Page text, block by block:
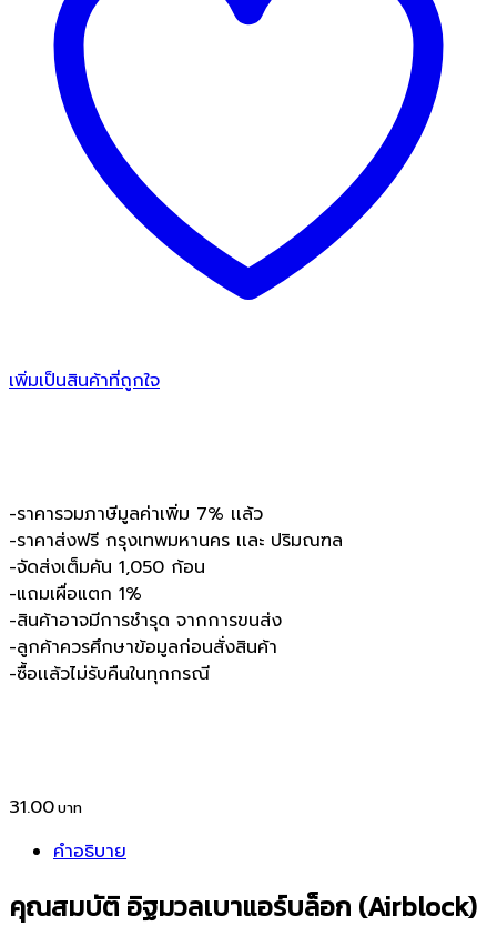
เพิ่มเป็นสินค้าที่ถูกใจ
-ราคารวมภาษีมูลค่าเพิ่ม 7% เเล้ว
-ราคาส่งฟรี กรุงเทพมหานคร เเละ ปริมณฑล
-จัดส่งเต็มคัน 1,050 ก้อน
-แถมเผื่อแตก 1%
-สินค้าอาจมีการชำรุด จากการขนส่ง
-ลูกค้าควรศึกษาข้อมูลก่อนสั่งสินค้า
-ซื้อเเล้วไม่รับคืนในทุกกรณี
31.00
คำอธิบาย
คุณสมบัติ อิฐมวลเบาแอร์บล็อก (Airblock)